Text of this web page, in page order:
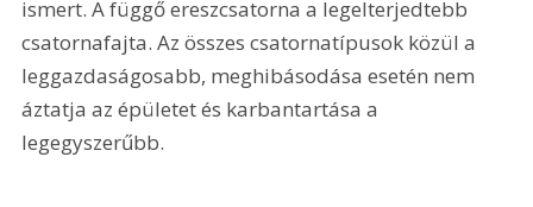
ismert. A függő ereszcsatorna a legelterjedtebb
csatornafajta. Az összes csatornatípusok közül a
leggazdaságosabb, meghibásodása esetén nem
áztatja az épületet és karbantartása a
legegyszerűbb.